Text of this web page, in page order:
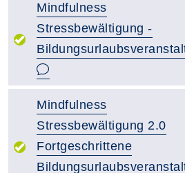
Mindfulness
Stressbewältigung -
Mindfulness
Stressbewältigung 2.0
Fortgeschrittene